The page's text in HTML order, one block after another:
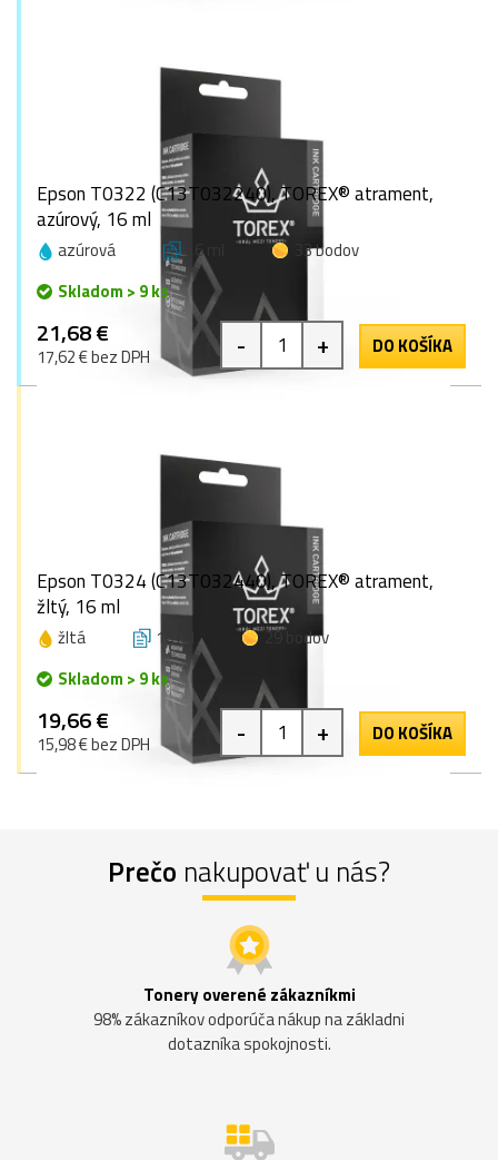
Epson T0322 (C13T032240), TOREX® atrament,
azúrový, 16 ml
azúrová 16 ml
33 bodov
Skladom > 9 ks
21,68 €
17,62 € bez DPH - + DO KOŠÍKA
Epson T0324 (C13T032440), TOREX® atrament,
žltý, 16 ml
žltá 16 ml
29 bodov
Skladom > 9 ks
19,66 €
15,98 € bez DPH - + DO KOŠÍKA
Prečo nakupovať u nás?
Tonery overené zákazníkmi
98% zákazníkov odporúča nákup na základni
dotazníka spokojnosti.